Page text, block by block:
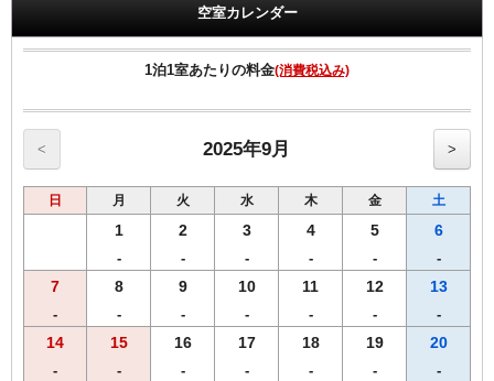
・全室インターネット回線接続可能（Wi-Fi・有線LAN）
------------------------------------------------------
・焼きたてパン
・モーニングカレーライス
・サラダ
・味付ゆでたまご
・オーガニックグラノーラ
・ヨーグルト
・オリジナル挽きたてコーヒー
・紅茶
・ジュース
・牛乳
空室カレンダー
1泊1室あたりの料金(消費税込み)
< 2025年9月 >
日 月 火 水 木 金 土
1
-
2
-
3
-
4
-
5
-
6
-
7
-
8
-
9
-
10
-
11
-
12
-
13
-
14
-
15
-
16
-
17
-
18
-
19
-
20
-